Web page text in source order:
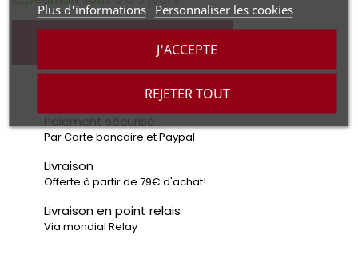
Plus d'informations Personnaliser les cookies
REJETER TOUT
J'ACCEPTE
AJOUTER AU PANIER
Paiement sécurisé
Par Carte bancaire et Paypal
Livraison
Offerte à partir de 79€ d'achat!
Livraison en point relais
Via mondial Relay